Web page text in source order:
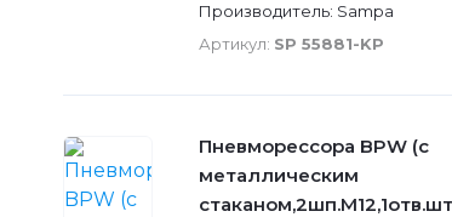
Производитель: Sampa
Артикул: SP 55881-KP
Пневморессора BPW (с
металлическим